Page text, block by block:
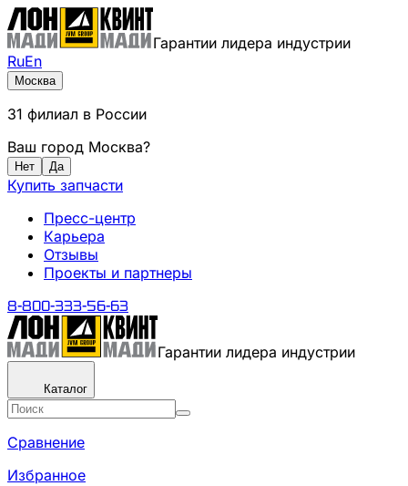
Гарантии лидера индустрии
RuEn
Москва
31 филиал в России
Ваш город Москва?
Нет Да
Купить запчасти
Пресс-центр
Карьера
Отзывы
Проекты и партнеры
8-800-333-56-63
Гарантии лидера индустрии
Каталог
Сравнение
Избранное